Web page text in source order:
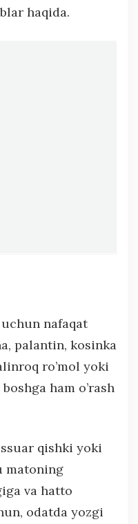
haqida.
nafaqat
palantin, kosinka
ro’mol yoki
ham o’rash
qishki yoki
matoning
va hatto
odatda yozgi